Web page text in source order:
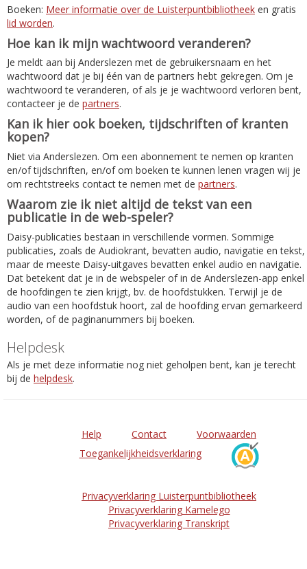
Boeken: Meer informatie over de Luisterpuntbibliotheek en gratis
lid worden.
Hoe kan ik mijn wachtwoord veranderen?
Je meldt aan bij Anderslezen met de gebruikersnaam en het
wachtwoord dat je bij één van de partners hebt gekregen. Om je
wachtwoord te veranderen, of als je je wachtwoord verloren bent,
contacteer je de partners.
Kan ik hier ook boeken, tijdschriften of kranten
kopen?
Niet via Anderslezen. Om een abonnement te nemen op kranten
en/of tijdschriften, en/of om boeken te kunnen lenen vragen wij je
om rechtstreeks contact te nemen met de partners.
Waarom zie ik niet altijd de tekst van een
publicatie in de web-speler?
Daisy-publicaties bestaan in verschillende vormen. Sommige
publicaties, zoals de Audiokrant, bevatten audio, navigatie en tekst,
maar de meeste Daisy-uitgaves bevatten enkel audio en navigatie.
Dat betekent dat je in de webspeler of in de Anderslezen-app enkel
de hoofdingen te zien krijgt, bv. de hoofdstukken. Terwijl je de
audio van een hoofdstuk hoort, zal de hoofding ervan gemarkeerd
worden, of de paginanummers bij boeken.
Helpdesk
Als je met deze informatie nog niet geholpen bent, kan je terecht
bij de helpdesk.
Help Contact
Voorwaarden
Toegankelijkheidsverklaring
Privacyverklaring Luisterpuntbibliotheek
Privacyverklaring Kamelego
Privacyverklaring Transkript